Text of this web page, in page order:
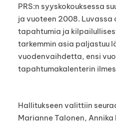
PRS:n syyskokouksessa
ja vuoteen 2008. Luvassa
tapahtumia ja
tarkemmin asia paljastuu
vuodenvaihdetta, ensi
tapahtumakalenterin
Hallitukseen valittiin
Marianne Talonen,